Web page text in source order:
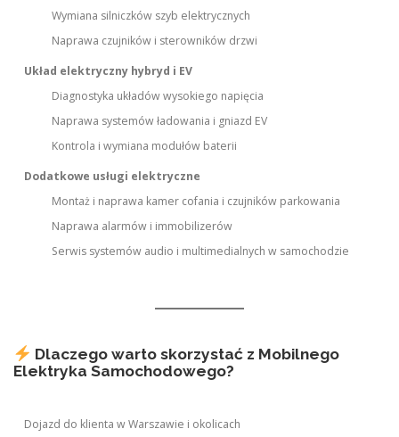
Wymiana silniczków szyb elektrycznych
Naprawa czujników i sterowników drzwi
Układ elektryczny hybryd i EV
Diagnostyka układów wysokiego napięcia
Naprawa systemów ładowania i gniazd EV
Kontrola i wymiana modułów baterii
Dodatkowe usługi elektryczne
Montaż i naprawa kamer cofania i czujników parkowania
Naprawa alarmów i immobilizerów
Serwis systemów audio i multimedialnych w samochodzie
Dlaczego warto skorzystać z Mobilnego
Elektryka Samochodowego?
Dojazd do klienta w Warszawie i okolicach